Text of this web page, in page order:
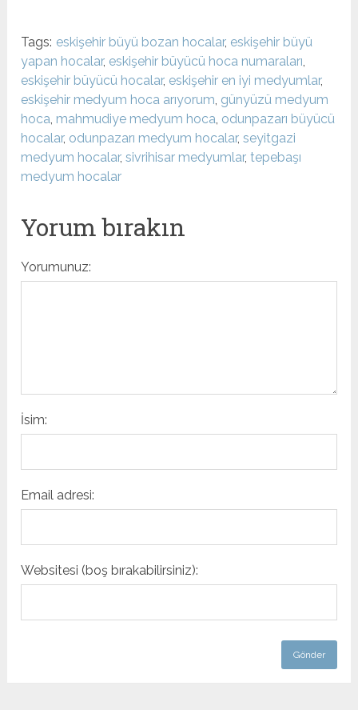
Tags: eskişehir büyü bozan hocalar, eskişehir büyü
yapan hocalar, eskişehir büyücü hoca numaraları,
eskişehir büyücü hocalar, eskişehir en iyi medyumlar,
eskişehir medyum hoca arıyorum, günyüzü medyum
hoca, mahmudiye medyum hoca, odunpazarı büyücü
hocalar, odunpazarı medyum hocalar,seyitgazi
medyum hocalar,sivrihisar medyumlar,tepebaşı
medyum hocalar
Yorum bırakın
Yorumunuz:
İsim:
Email adresi:
Websitesi (boş bırakabilirsiniz):